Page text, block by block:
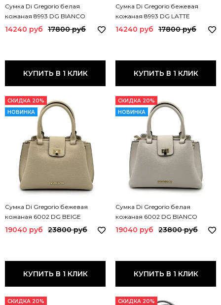
Сумка Di Gregorio белая
кожаная 8993 DG BIANCO
14240 руб 17800 руб
КУПИТЬ В 1 КЛИК
Сумка Di Gregorio бежевая
кожаная 8993 DG LATTE
14240 руб 17800 руб
КУПИТЬ В 1 КЛИК
СКИДКА 20%
НОВИНКА
Сумка Di Gregorio бежевая
кожаная 6002 DG BEIGE
19040 руб 23800 руб
КУПИТЬ В 1 КЛИК
СКИДКА 20%
НОВИНКА
Сумка Di Gregorio белая
кожаная 6002 DG BIANCO
19040 руб 23800 руб
КУПИТЬ В 1 КЛИК
СКИДКА 20%
СКИДКА 20%